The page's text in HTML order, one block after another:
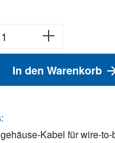
In den Warenkorb
Kabel für wire-to-